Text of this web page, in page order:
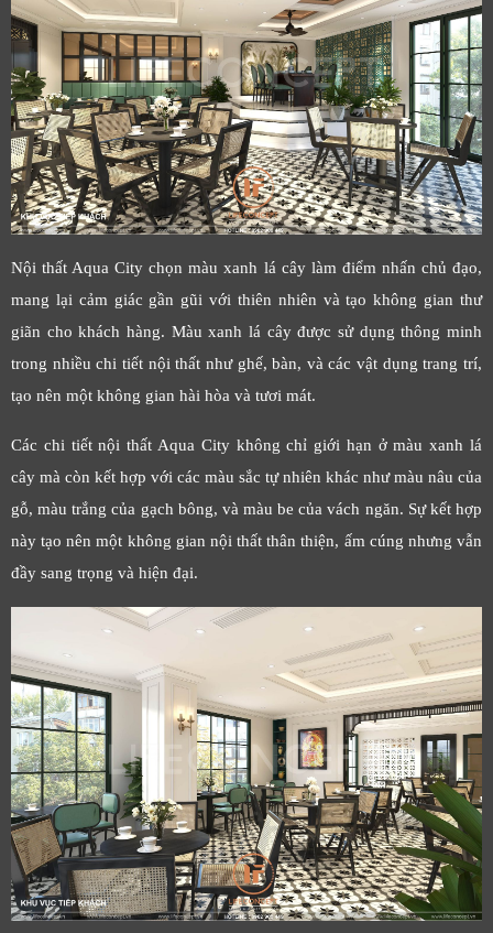
Nội thất Aqua City chọn màu xanh lá cây làm điểm nhấn chủ đạo,
mang lại cảm giác gần gũi với thiên nhiên và tạo không gian thư
giãn cho khách hàng. Màu xanh lá cây được sử dụng thông minh
trong nhiều chi tiết nội thất như ghế, bàn, và các vật dụng trang trí,
tạo nên một không gian hài hòa và tươi mát.
Các chi tiết nội thất Aqua City không chỉ giới hạn ở màu xanh lá
cây mà còn kết hợp với các màu sắc tự nhiên khác như màu nâu của
gỗ, màu trắng của gạch bông, và màu be của vách ngăn. Sự kết hợp
này tạo nên một không gian nội thất thân thiện, ấm cúng nhưng vẫn
đầy sang trọng và hiện đại.